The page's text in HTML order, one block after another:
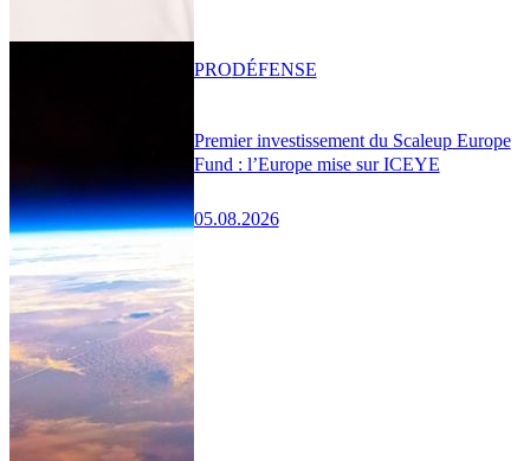
Premier investissement du Scaleup Europe
Fund : l’Europe mise sur ICEYE
05.08.2026
PRODÉFENSE